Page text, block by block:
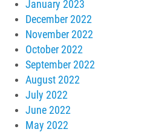
January 2023
December 2022
November 2022
October 2022
September 2022
August 2022
July 2022
June 2022
May 2022